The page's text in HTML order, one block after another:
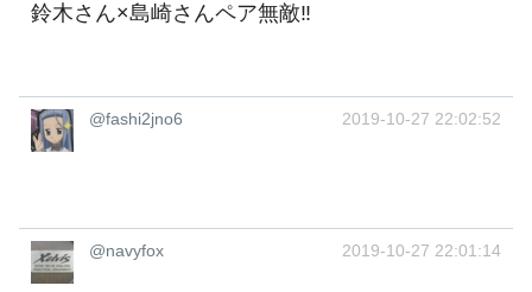
鈴木さん×島崎さんペア無敵‼️
@fashi2jno6 2019-10-27 22:02:52
@navyfox 2019-10-27 22:01:14